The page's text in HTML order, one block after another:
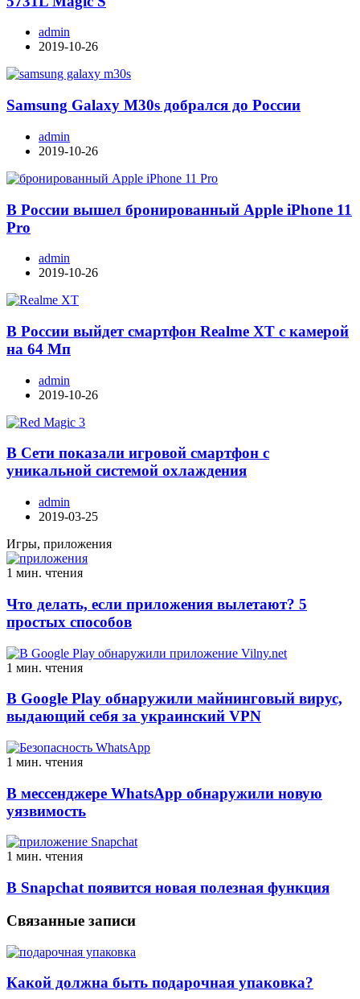
admin
2019-10-26
Samsung Galaxy M30s добрался до России
admin
2019-10-26
В России вышел бронированный Apple iPhone 11
Pro
admin
2019-10-26
В России выйдет смартфон Realme XT с камерой
на 64 Мп
admin
2019-10-26
В Сети показали игровой смартфон с
уникальной системой охлаждения
admin
2019-03-25
Игры, приложения
1 мин. чтения
Что делать, если приложения вылетают? 5
простых способов
1 мин. чтения
В Google Play обнаружили майнинговый вирус,
выдающий себя за украинский VPN
1 мин. чтения
В мессенджере WhatsApp обнаружили новую
уязвимость
1 мин. чтения
В Snapchat появится новая полезная функция
Связанные записи
Какой должна быть подарочная упаковка?